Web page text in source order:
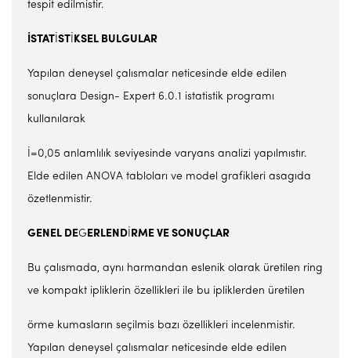
tespit edilmistir.
İSTATİSTİKSEL BULGULAR
Yapılan deneysel çalısmalar neticesinde elde edilen
sonuçlara Design- Expert 6.0.1 istatistik programı
kullanılarak
İ=0,05 anlamlılık seviyesinde varyans analizi yapılmıstır.
Elde edilen ANOVA tabloları ve model grafikleri asagıda
özetlenmistir.
GENEL DEGERLENDİRME VE SONUÇLAR
Bu çalısmada, aynı harmandan eslenik olarak üretilen ring
ve kompakt ipliklerin özellikleri ile bu ipliklerden üretilen
örme kumasların seçilmis bazı özellikleri incelenmistir.
Yapılan deneysel çalısmalar neticesinde elde edilen